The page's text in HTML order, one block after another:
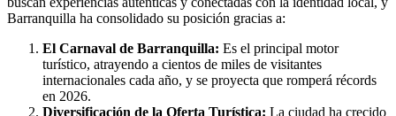
Barranquilla ha consolidado su posición gracias a:
El Carnaval de Barranquilla: Es el principal motor
turístico, atrayendo a cientos de miles de visitantes
internacionales cada año, y se proyecta que romperá récords
en 2026.
Diversificación de la Oferta Turística: La ciudad ha crecido